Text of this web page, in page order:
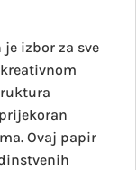
izbor za sve
Ovaj papir